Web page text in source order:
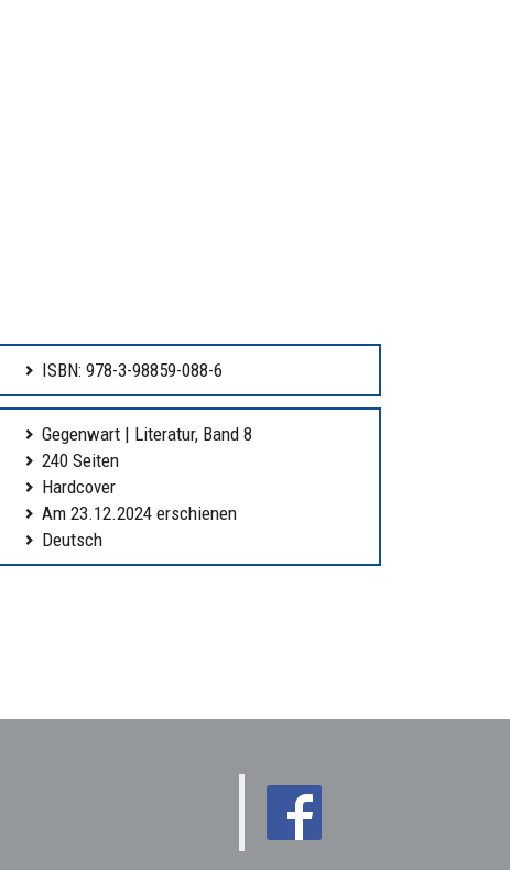
ISBN: 978-3-98859-088-6
Gegenwart | Literatur, Band 8
240 Seiten
Hardcover
Am 23.12.2024 erschienen
Deutsch